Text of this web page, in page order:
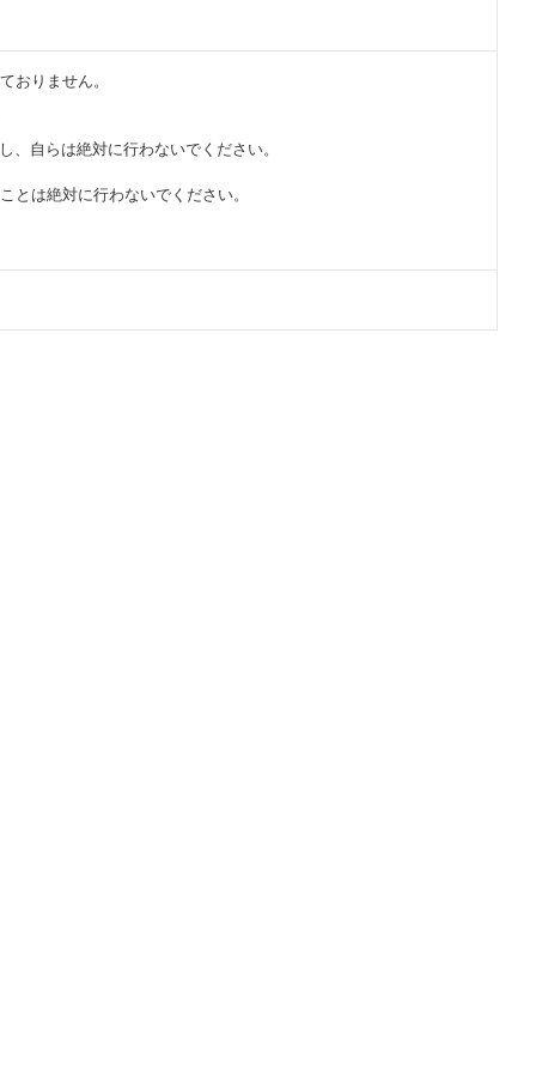
おりません。
自らは絶対に行わないでください。
とは絶対に行わないでください。